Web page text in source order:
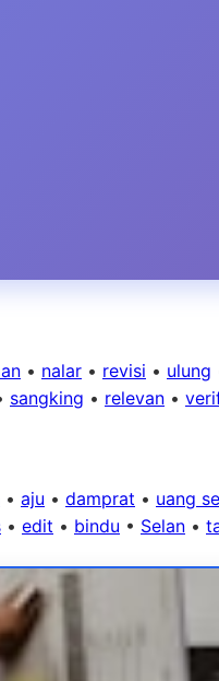
• nalar • revisi • ulung
sangking • relevan •
• aju • damprat • uang
• edit • bindu • Selan •